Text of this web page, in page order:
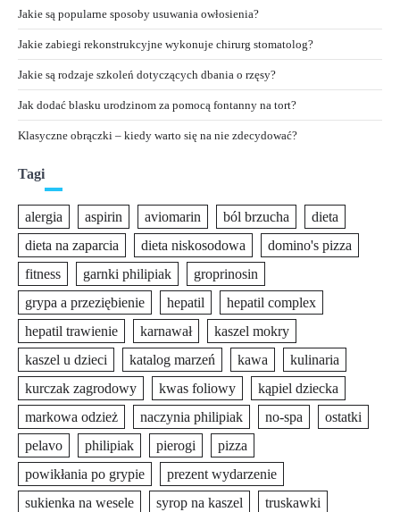
Jakie są popularne sposoby usuwania owłosienia?
Jakie zabiegi rekonstrukcyjne wykonuje chirurg stomatolog?
Jakie są rodzaje szkoleń dotyczących dbania o rzęsy?
Jak dodać blasku urodzinom za pomocą fontanny na tort?
Klasyczne obrączki – kiedy warto się na nie zdecydować?
Tagi
alergia aspirin aviomarin ból brzucha
dieta
dieta na zaparcia
dieta niskosodowa
domino's pizza
fitness
garnki philipiak
groprinosin
grypa a przeziębienie
hepatil
hepatil complex
hepatil trawienie
karnawał
kaszel mokry
kaszel u dzieci
katalog marzeń kawa
kulinaria
kurczak zagrodowy
kwas foliowy
kąpiel dziecka
markowa odzież
naczynia philipiak no-spa
ostatki
pelavo
philipiak pierogi
pizza
powikłania po grypie
prezent wydarzenie
sukienka na wesele
syrop na kaszel truskawki